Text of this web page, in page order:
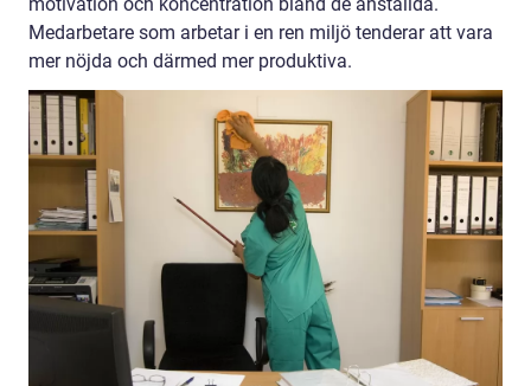
Medarbetare som arbetar i en ren miljö tenderar att vara
mer nöjda och därmed mer produktiva.